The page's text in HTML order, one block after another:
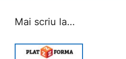
Mai scriu la…